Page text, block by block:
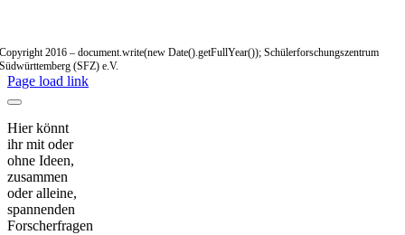
Copyright 2016 – document.write(new Date().getFullYear()); Schülerforschungszentrum
Südwürttemberg (SFZ) e.V.
Page load link
Hier könnt
ihr mit oder
ohne Ideen,
zusammen
oder alleine,
spannenden
Forscherfragen